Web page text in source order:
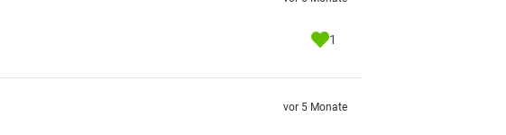
1
vor 5 Monate